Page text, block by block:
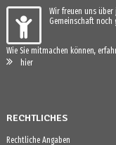
Wir freuen uns
Gemeinschaft noch
Wie Sie mitmachen können,
hier
RECHTLICHES
Rechtliche Angaben